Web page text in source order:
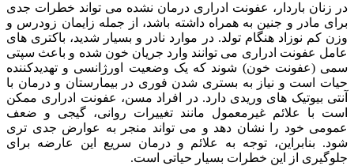
در زنان باردار، عفونت ادراری درمان نشده می تواند خطرات جدی
برای مادر و جنین به همراه داشته باشد، از جمله زایمان زودرس و
وزن کم نوزاد هنگام تولد. در موارد نادر و بسیار شدید، باکتری های
عامل عفونت ادراری می توانند وارد جریان خون شده و باعث سپتی
سمی (عفونت خون) شوند که یک وضعیت اورژانسی و تهدیدکننده
حیات است و نیاز به بستری شدن فوری در بیمارستان و درمان با
آنتی بیوتیک های وریدی دارد. در افراد مسن، عفونت ادراری ممکن
است با علائم غیرمعمول مانند تغییرات روانی، گیجی و ضعف
عمومی خود را نشان دهد و می تواند منجر به عوارض جدی تری
شود. بنابراین، توجه به علائم و درمان سریع این عارضه برای
جلوگیری از این خطرات بسیار حیاتی است.